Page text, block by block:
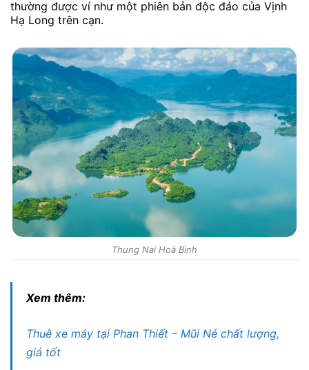
thường được ví như một phiên bản độc đáo của Vịnh
Hạ Long trên cạn.
Thung Nai Hoà Bình
Xem thêm:
Thuê xe máy tại Phan Thiết – Mũi Né chất lượng,
giá tốt